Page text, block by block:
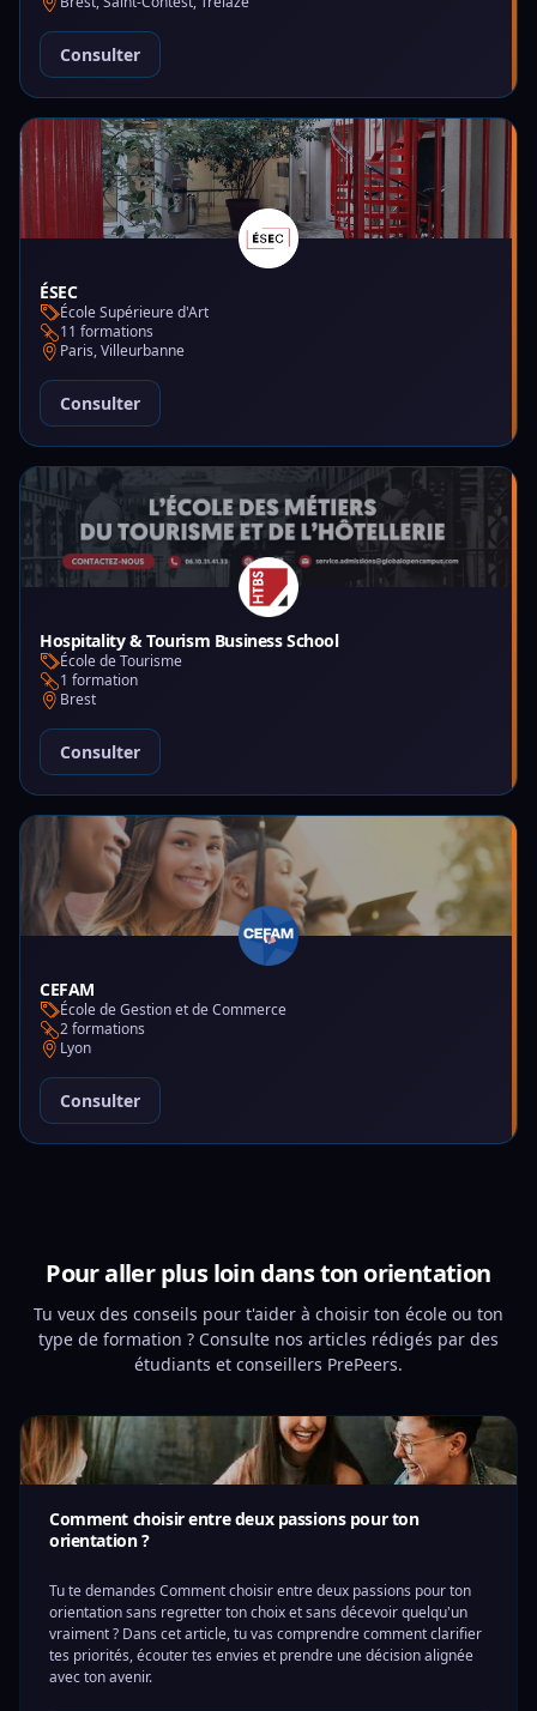
Consulter
ÉSEC
École Supérieure d'Art
11 formations
Paris, Villeurbanne
Consulter
Hospitality & Tourism Business School
École de Tourisme
1 formation
Brest
Consulter
CEFAM
École de Gestion et de Commerce
2 formations
Lyon
Consulter
Pour aller plus loin dans ton orientation
Tu veux des conseils pour t'aider à choisir ton école ou ton
type de formation ? Consulte nos articles rédigés par des
étudiants et conseillers PrePeers.
Comment choisir entre deux passions pour ton
orientation ?
Tu te demandes Comment choisir entre deux passions pour ton
orientation sans regretter ton choix et sans décevoir quelqu'un
vraiment ? Dans cet article, tu vas comprendre comment clarifier
tes priorités, écouter tes envies et prendre une décision alignée
avec ton avenir.